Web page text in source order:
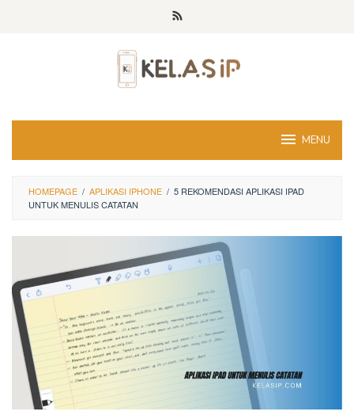
MENU
HOMEPAGE / APLIKASI IPHONE / 5 REKOMENDASI APLIKASI IPAD
UNTUK MENULIS CATATAN